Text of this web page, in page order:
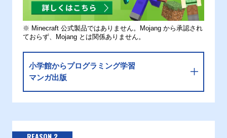
※ Minecraft 公式製品ではありません。Mojang から承認され
ておらず、Mojang とは関係ありません。
小学館からプログラミング学習
マンガ出版